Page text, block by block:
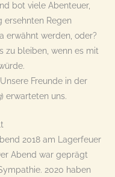
bot viele Abenteuer,
ersehnten Regen
erwähnt werden, oder?
zu bleiben, wenn es mit
Freunde in der
) erwarteten uns.
2018 am Lagerfeuer
Abend war geprägt
2020 haben